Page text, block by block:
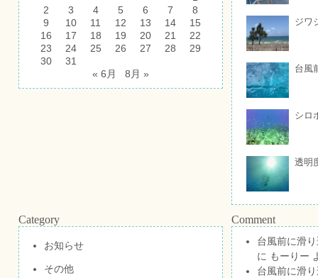
2
3 4 5 6 7
8
9
10 11 12 13 14
15
16
17 18 19 20 21
22
23
24 25 26 27 28
29
30
31
« 6月
8月 »
ジワ
台風
シロ
透明
Category
お知らせ
その他
Comment
台風前に滑
に もーりー
台風前に滑